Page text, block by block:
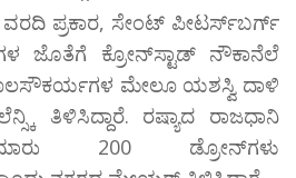
ಪ್ರಕಾರ, ಸೇಂಟ್ ಪೀಟರ್ಸ್‌ಬರ್ಗ್
ಜೊತೆಗೆ ಕ್ರೋನ್‌ಸ್ಟಾಡ್ ನೌಕಾನೆಲೆ
ಮೇಲೂ ಯಶಸ್ವಿ ದಾಳಿ
ತಿಳಿಸಿದ್ದಾರೆ. ರಷ್ಯಾದ ರಾಜಧಾನಿ
200 ಡ್ರೋನ್‌ಗಳು